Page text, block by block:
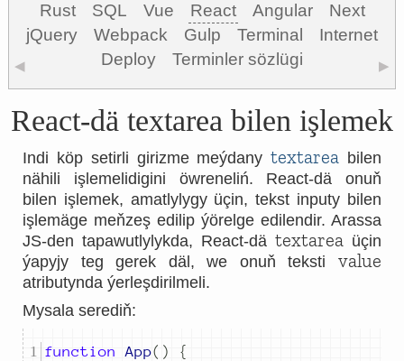
Rust
SQL Vue React Angular
Next
jQuery
Webpack Gulp Terminal
Internet
Deploy
Terminler sözlügi
◀ ▶
React-dä textarea bilen işlemek
Indi köp setirli girizme meýdanytextarea bilen
nähili işlemelidigini öwreneliń. React-dä onuň
bilen işlemek, amatlylygy üçin, tekst inputy bilen
işlemäge meňzeş edilip ýörelge edilendir. Arassa
JS-den tapawutlylykda, React-dä textarea üçin
ýapyjy teg gerek däl, we onuň teksti value
atributynda ýerleşdirilmeli.
Mysala serediň:
function App()
{